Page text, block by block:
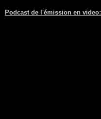
Podcast de l'émission en video: